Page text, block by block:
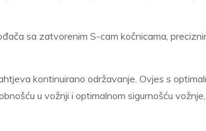
sa zatvorenim S-cam kočnicama,
kontinuirano održavanje. Ovjes s
u vožnji i optimalnom sigurnošću